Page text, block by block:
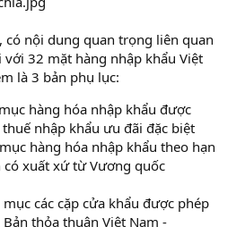
có nội dung quan trọng liên quan
32 mặt hàng nhập khẩu Việt
là 3 bản phụ lục:
hàng hóa nhập khẩu được
nhập khẩu ưu đãi đặc biệt
hàng hóa nhập khẩu theo hạn
có xuất xứ từ Vương quốc
các cặp cửa khẩu được phép
thỏa thuận Việt Nam -